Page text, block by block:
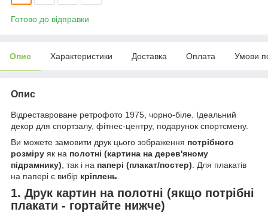
Готово до відправки
Опис Характеристики Доставка Оплата Умови
Опис
Відреставроване ретрофото 1975, чорно-біле. Ідеальний
декор для спортзалу, фітнес-центру, подарунок спортсмену.
Ви можете замовити друк цього зображення потрібного
розміру як на полотні (картина на дерев'яному
підрамнику) , так і на папері (плакат/постер) . Для плакатів
на папері є вибір кріплень
1. Друк картин на полотні (якщо потрібні
плакати - гортайте нижче)